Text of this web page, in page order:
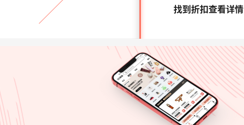
找到折扣查看详情